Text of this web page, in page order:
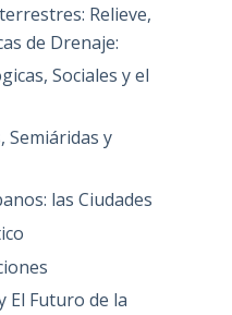
Relieve,
de Drenaje:
Sociales y el
Semiáridas y
las Ciudades
El Futuro de la